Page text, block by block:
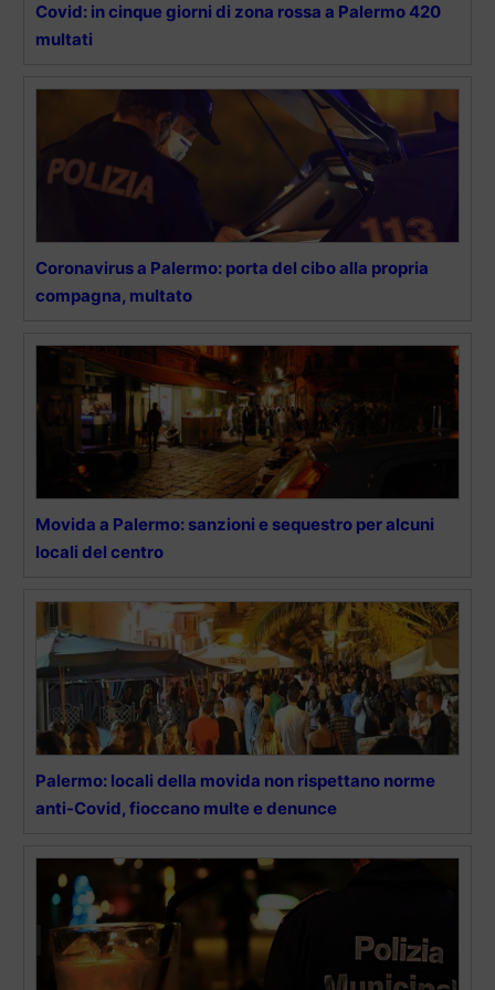
Covid: in cinque giorni di zona rossa a Palermo 420
multati
Coronavirus a Palermo: porta del cibo alla propria
compagna, multato
Movida a Palermo: sanzioni e sequestro per alcuni
locali del centro
Palermo: locali della movida non rispettano norme
anti-Covid, fioccano multe e denunce